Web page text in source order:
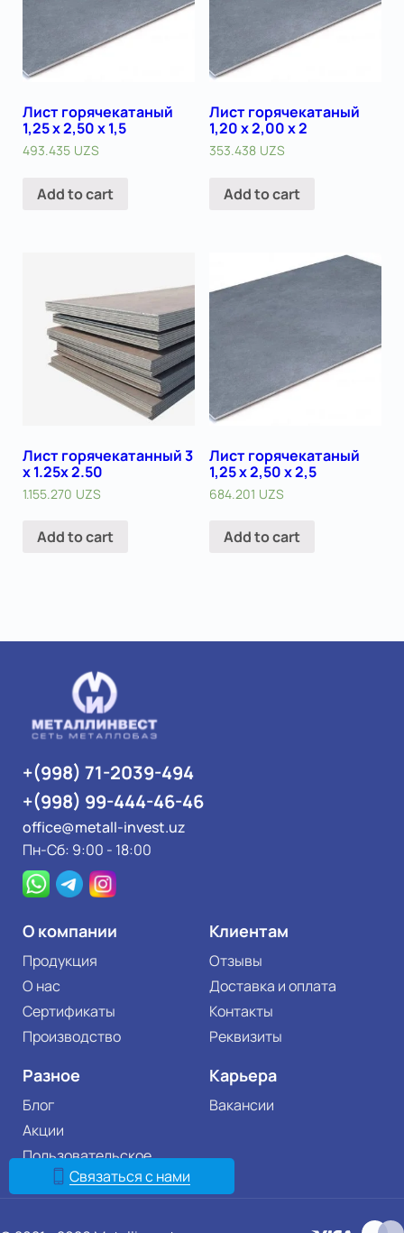
Лист горячекатаный
1,25 х 2,50 х 1,5
493.435 UZS
Add to cart
Лист горячекатаный
1,20 х 2,00 х 2
353.438 UZS
Add to cart
Лист горячекатанный 3
x 1.25х 2.50
1.155.270 UZS
Add to cart
Лист горячекатаный
1,25 х 2,50 х 2,5
684.201 UZS
Add to cart
О компании
Продукция
О нас
Сертификаты
Производство
Клиентам
Отзывы
Доставка и оплата
Контакты
Реквизиты
Разное
Блог
Акции
Пользовательское
соглашение
Карьера
Вакансии
+(998) 71-2039-494
+(998) 99-444-46-46
office@metall-invest.uz
Пн-Сб: 9:00 - 18:00
Связаться с нами